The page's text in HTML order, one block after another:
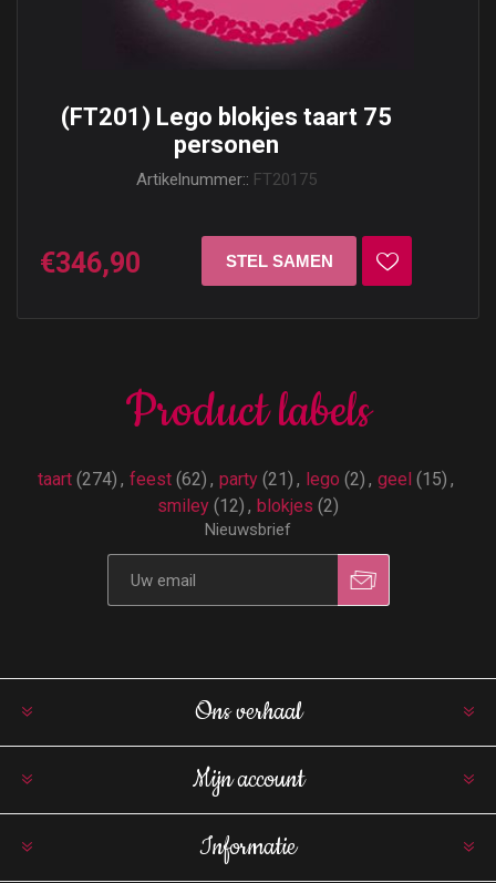
(FT201) Lego blokjes taart 75
personen
Artikelnummer:: FT20175
€346,90
Product labels
taart (274) , feest (62) , party (21) , lego (2) , geel (15) ,
smiley (12) , blokjes (2)
Nieuwsbrief
Ons verhaal
Mijn account
Informatie